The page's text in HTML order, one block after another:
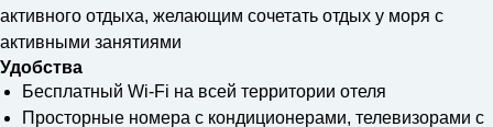
активного отдыха, желающим сочетать отдых у моря с
активными занятиями
Удобства
Бесплатный Wi-Fi на всей территории отеля
Просторные номера с кондиционерами, телевизорами с